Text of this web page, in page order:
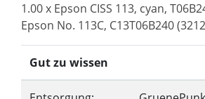
1.00 x Epson CISS 113, cyan,
Epson No. 113C, C13T06B240
Gut zu wissen